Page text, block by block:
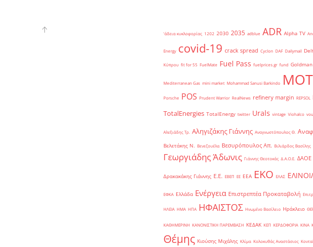
'άδεια κυκλοφορίας 1202 2030 2035 adblue ADR Alpha TV
Energy covid-19 crack spread Cyclon DAF Dailymail
Κύπρου fit for 55 FuelMate Fuel Pass fuelprices.gr fund
Mediterranean Gas mini market Mohammad Sanusi Barkindo
Porsche POS Prudent Warrior RealNews refinery margin REPSOL
TotalEnergies TotalEnergy twitter Urals vintage Viohalco
Αλεξιάδης Τρ. Αληγιζάκης Γιάννης Αναγνωστόπουλος Θ.
Βελετάκης Ν. Βενεζουέλα Βεσυρόπουλος Απ. Βιλιάρδος Βασίλης
Γεωργιάδης Άδωνις Γιάννης Θεοτοκάς Δ.Α.Ο.Ε. ΔΑΟΕ
Δρακακάκης Γιάννης Ε.Ε. ΕΒΕΠ ΕΕ ΕΕΑ ΕΚΟ ΕΛΑΣ
ΕΦΚΑ Ελλάδα Ενέργεια Επιστρεπτέα Προκαταβολή
ΗΛΕΙΑ ΗΜΑ ΗΠΑ ΗΦΑΙΣΤΟΣ Ηνωμένο Βασίλειο Ηράκλειο
ΚΑΘΗΜΕΡΙΝΗ ΚΑΝΟΝΙΣΤΙΚΗ ΠΑΡΕΜΒΑΣΗ ΚΕΔΑΚ ΚΕΠ ΚΕΡΔΟΦΟΡΙΑ ΚΙΝΑ
Θέμης Κιούσης Μιχάλης Κλίμα Κολοκυθάς Αναστάσιος